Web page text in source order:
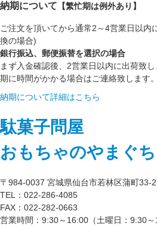
納期について 【繁忙期は例外あり】
ご注文を頂いてから通常2～4営業日以内
換の場合)
銀行振込、郵便振替を選択の場合
まず入金確認後、2営業日以内に出荷致
期に時間がかかる場合はご連絡致します
納期について詳細はこちら
駄菓子問屋
おもちゃのやまぐち
〒984-0037 宮城県仙台市若林区蒲町33-
TEL：022-286-4085
FAX：022-282-0663
営業時間：9:30～16:00（土曜日：9:30～